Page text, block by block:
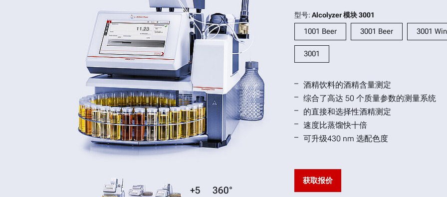
+5 360°
型号: Alcolyzer 模块 3001
1001 Beer 3001 Beer 3001
3001
酒精饮料的酒精含量测定
综合了高达 50 个质量参数的测量系统
的直接和选择性酒精测定
速度比蒸馏快十倍
可升级430 nm 选配色度
获取报价